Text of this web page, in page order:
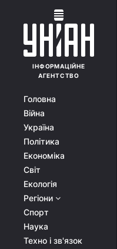
ІНФОРМАЦІЙНЕ
АГЕНТСТВО
Головна
Війна
Україна
Політика
Економіка
Світ
Екологія
Регіони
Спорт
Наука
Техно і зв'язок